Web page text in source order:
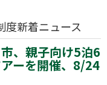
度新着ニュース
、親子向け5泊6
ーを開催、8/24